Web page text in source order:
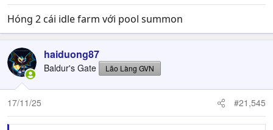
Hóng 2 cái idle farm với pool summon
haiduong87
Baldur's Gate Lão Làng GVN
17/11/25 #21,545